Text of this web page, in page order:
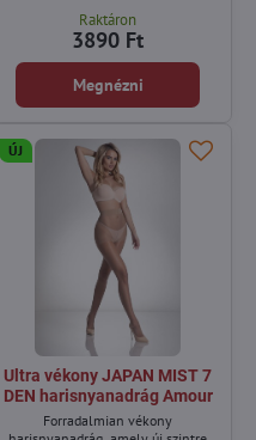
Raktáron
3890 Ft
Megnézni
ÚJ
Ultra vékony JAPAN MIST 7
DEN harisnyanadrág Amour
Forradalmian vékony